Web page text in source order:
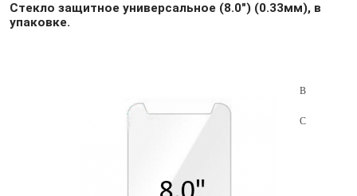
Стекло защитное универсальное (8.0") (0.33мм), в
упаковке.